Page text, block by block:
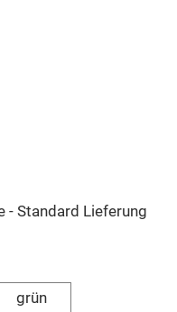
- Standard Lieferung
grün